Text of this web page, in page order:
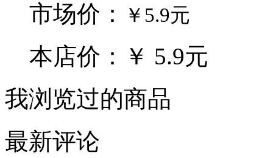
市场价：
￥5.9元
本店价：￥ 5.9元
我浏览过的商品
最新评论